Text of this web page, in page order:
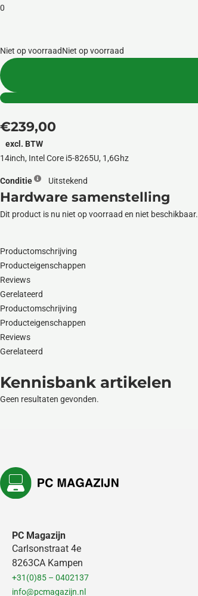
0
Niet op voorraadNiet op voorraad
€239,00
excl. BTW
14inch, Intel Core i5-8265U, 1,6Ghz
Conditie Uitstekend
Hardware samenstelling
Dit product is nu niet op voorraad en niet beschikbaar.
Productomschrijving
Producteigenschappen
Reviews
Gerelateerd
Productomschrijving
Producteigenschappen
Reviews
Gerelateerd
Kennisbank artikelen
Geen resultaten gevonden.
PC Magazijn
Carlsonstraat 4e
8263CA Kampen
+31(0)85 – 0402137
info@pcmagazijn.nl